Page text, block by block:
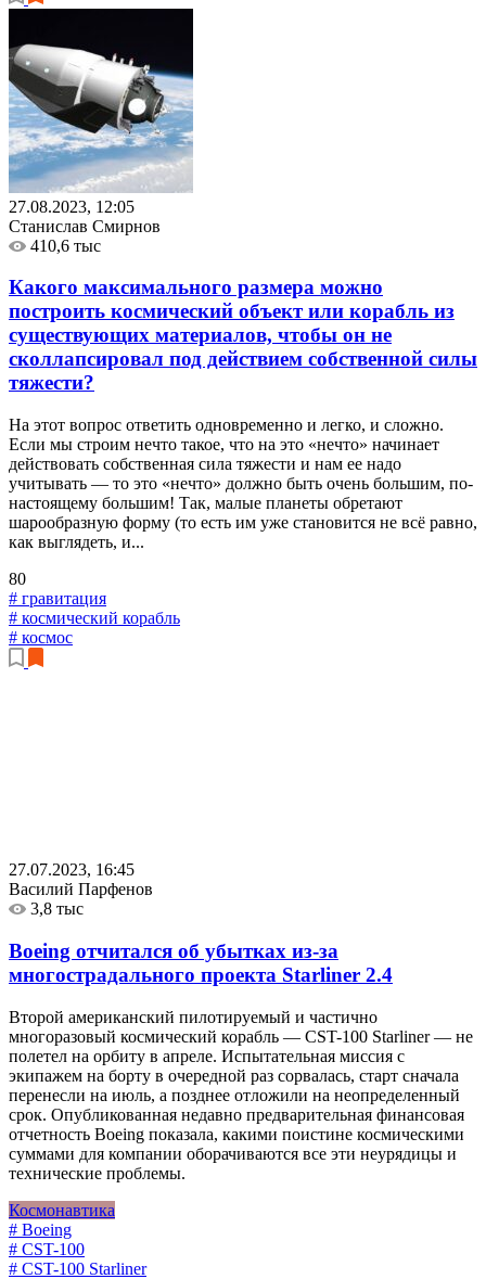
27.08.2023, 12:05
Станислав Смирнов
410,6 тыс
Какого максимального размера можно
построить космический объект или корабль из
существующих материалов, чтобы он не
сколлапсировал под действием собственной силы
тяжести?
На этот вопрос ответить одновременно и легко, и сложно.
Если мы строим нечто такое, что на это «нечто» начинает
действовать собственная сила тяжести и нам ее надо
учитывать — то это «нечто» должно быть очень большим, по-
настоящему большим! Так, малые планеты обретают
шарообразную форму (то есть им уже становится не всё равно,
как выглядеть, и...
80
# гравитация
# космический корабль
# космос
27.07.2023, 16:45
Василий Парфенов
3,8 тыс
Boeing отчитался об убытках из-за
многострадального проекта Starliner 2.4
Второй американский пилотируемый и частично
многоразовый космический корабль — CST-100 Starliner — не
полетел на орбиту в апреле. Испытательная миссия с
экипажем на борту в очередной раз сорвалась, старт сначала
перенесли на июль, а позднее отложили на неопределенный
срок. Опубликованная недавно предварительная финансовая
отчетность Boeing показала, какими поистине космическими
суммами для компании оборачиваются все эти неурядицы и
технические проблемы.
Космонавтика
# Boeing
# CST-100
# CST-100 Starliner